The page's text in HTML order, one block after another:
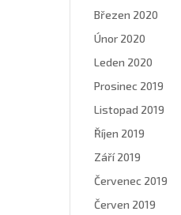
Březen 2020
Únor 2020
Leden 2020
Prosinec 2019
Listopad 2019
Říjen 2019
Září 2019
Červenec 2019
Červen 2019